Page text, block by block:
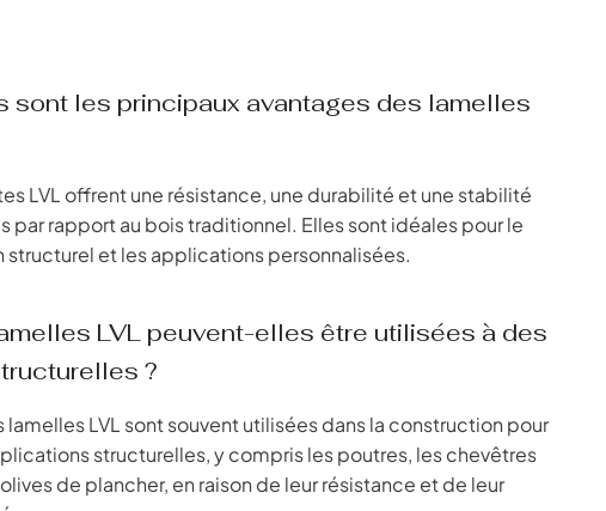
sont les principaux avantages des lamelles
LVL offrent une résistance, une durabilité et une stabilité
par rapport au bois traditionnel. Elles sont idéales pour le
structurel et les applications personnalisées.
LVL peuvent-elles être utilisées à des
?
lamelles LVL sont souvent utilisées dans la construction pour
structurelles, y compris les poutres, les chevêtres
de plancher, en raison de leur résistance et de leur